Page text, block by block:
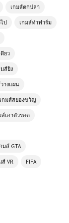
เกมส์ตกปลา
ป เกมส์ทำฟาร์ม
ยว
ส์ยิง
างแผน
เกมส์สยองขวัญ
ส์เอาตัวรอด
มส์ GTA
ส์ VR FIFA